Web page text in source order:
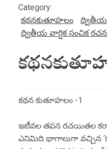
Category:
కథనకుతూహలం
ద్వితీయ
ద్వితీయ వార్షిక సంచిక
కథన కుతూహలం -1
–
ఇటీవల తపన రచయితల
ఎనిమిది భాగాలుగా వచ్చిన